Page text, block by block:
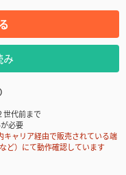
み
世代前まで
必要
ャリア経由で販売されている端
ど）にて動作確認しています